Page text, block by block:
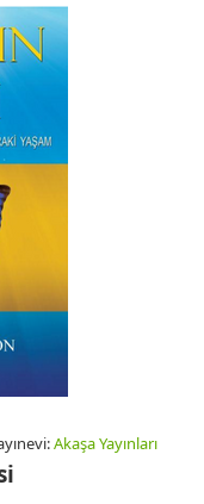
Akaşa Yayınları